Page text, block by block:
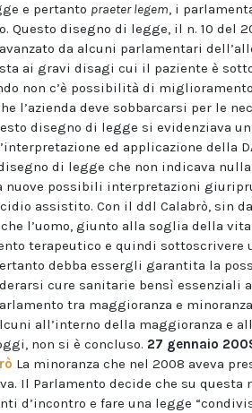
e pertanto praeter legem, i
Questo disegno di legge, il n. 10 del
da alcuni parlamentari
ai gravi disagi cui il paziente è
non c’è possibilità di
l’azienda deve sobbarcarsi per le
disegno di legge si evidenziava
ed applicazione della
di legge che non indicava
nuove possibili interpretazioni
assistito. Con il ddl Calabrò, sin
l’uomo, giunto alla soglia della vita
terapeutico e quindi sottoscrivere
debba essergli garantita la
cure sanitarie bensì essenziali
tra maggioranza e
all’interno della maggioranza e
non si è concluso. 27 gennaio
La minoranza che nel 2008 aveva
Il Parlamento decide che su questa
d’incontro e fare una legge